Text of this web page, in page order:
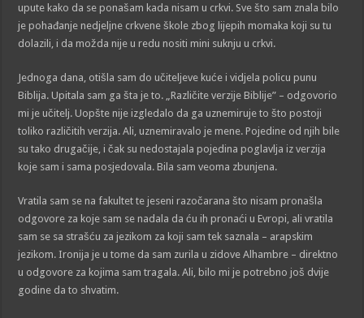
upute kako da se ponašam kada nisam u crkvi. Sve što sam znala bilo
je pohađanje nedjeljne crkvene škole zbog lijepih momaka koji su tu
dolazili, i da možda nije u redu nositi mini suknju u crkvi.
Jednoga dana, otišla sam do učiteljeve kuće i vidjela policu punu
Biblija. Upitala sam ga šta je to. „Različite verzije Biblije” – odgovorio
mi je učitelj. Uopšte nije izgledalo da ga uznemiruje to što postoji
toliko različitih verzija. Ali, uznemiravalo je mene. Pojedine od njih bile
su tako drugačije, i čak su nedostajala pojedina poglavlja iz verzija
koje sam i sama posjedovala. Bila sam veoma zbunjena.
Vratila sam se na fakultet te jeseni razočarana što nisam pronašla
odgovore za koje sam se nadala da ću ih pronaći u Evropi, ali vratila
sam se sa strašću za jezikom za koji sam tek saznala – arapskim
jezikom. Ironija je u tome da sam zurila u zidove Alhambre – direktno
u odgovore za kojima sam tragala. Ali, bilo mi je potrebno još dvije
godine da to shvatim.